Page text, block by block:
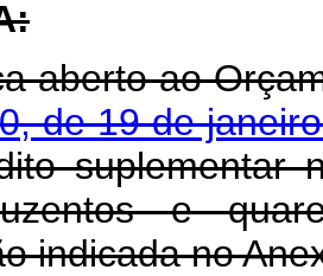
aberto ao
de 19 de
suplementar
e
indicada no